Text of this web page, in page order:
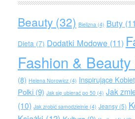
Beauty(32) Bielizna(4) Buty
Dieta(7) Dodatki Modowe(11)
Fashion & Beauty
(8) Helena Norowicz(4) Inspirujące
Polki(9) Jak się ubierać po 50(4) Jak
(10) Jak zrobić samodzielnie(4) Jeansy(5)